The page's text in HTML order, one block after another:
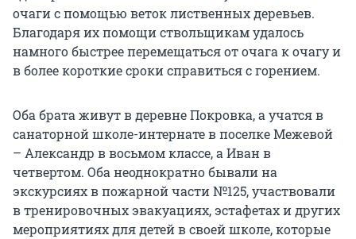
очаги с помощью веток лиственных деревьев.
Благодаря их помощи ствольщикам удалось
намного быстрее перемещаться от очага к очагу и
в более короткие сроки справиться с горением.
Оба брата живут в деревне Покровка, а учатся в
санаторной школе-интернате в поселке Межевой
– Александр в восьмом классе, а Иван в
четвертом. Оба неоднократно бывали на
экскурсиях в пожарной части №125, участвовали
в тренировочных эвакуациях, эстафетах и других
мероприятиях для детей в своей школе, которые